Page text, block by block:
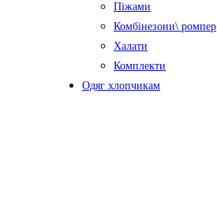
Піжами
Комбінезони\ ромпер
Халати
Комплекти
Одяг хлопчикам